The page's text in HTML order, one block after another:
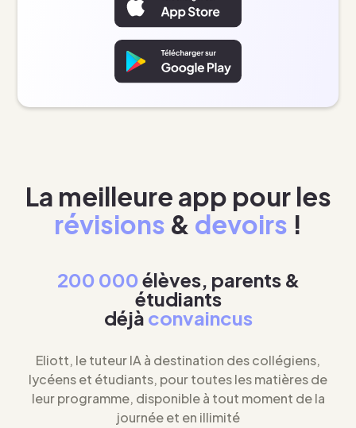
La meilleure app pour les
révisions & devoirs !
200 000élèves, parents &
étudiants
déjà convaincus
Eliott, le tuteur IA à destination des collégiens,
lycéens et étudiants, pour toutes les matières de
leur programme, disponible à tout moment de la
journée et en illimité